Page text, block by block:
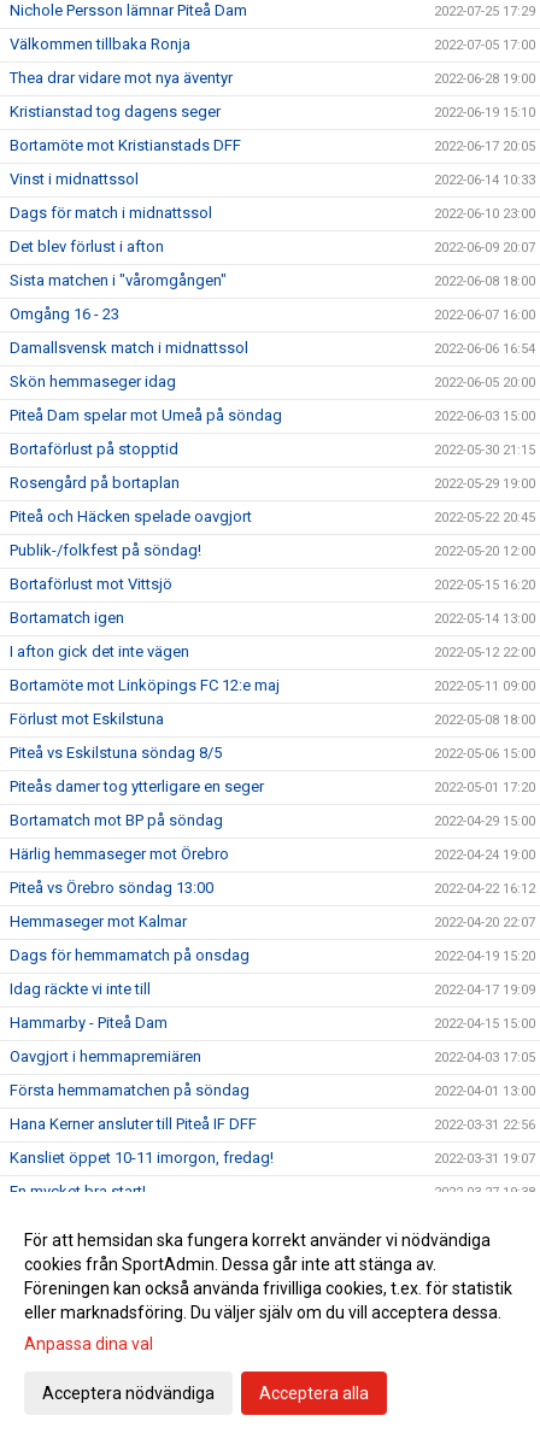
Nichole Persson lämnar Piteå Dam 2022-07-25 17:29
Välkommen tillbaka Ronja 2022-07-05 17:00
Thea drar vidare mot nya äventyr 2022-06-28 19:00
Kristianstad tog dagens seger 2022-06-19 15:10
Bortamöte mot Kristianstads DFF 2022-06-17 20:05
Vinst i midnattssol 2022-06-14 10:33
Dags för match i midnattssol 2022-06-10 23:00
Det blev förlust i afton 2022-06-09 20:07
Sista matchen i "våromgången" 2022-06-08 18:00
Omgång 16 - 23 2022-06-07 16:00
Damallsvensk match i midnattssol 2022-06-06 16:54
Skön hemmaseger idag 2022-06-05 20:00
Piteå Dam spelar mot Umeå på söndag 2022-06-03 15:00
Bortaförlust på stopptid 2022-05-30 21:15
Rosengård på bortaplan 2022-05-29 19:00
Piteå och Häcken spelade oavgjort 2022-05-22 20:45
Publik-/folkfest på söndag! 2022-05-20 12:00
Bortaförlust mot Vittsjö 2022-05-15 16:20
Bortamatch igen 2022-05-14 13:00
I afton gick det inte vägen 2022-05-12 22:00
Bortamöte mot Linköpings FC 12:e maj 2022-05-11 09:00
Förlust mot Eskilstuna 2022-05-08 18:00
Piteå vs Eskilstuna söndag 8/5 2022-05-06 15:00
Piteås damer tog ytterligare en seger 2022-05-01 17:20
Bortamatch mot BP på söndag 2022-04-29 15:00
Härlig hemmaseger mot Örebro 2022-04-24 19:00
Piteå vs Örebro söndag 13:00 2022-04-22 16:12
Hemmaseger mot Kalmar 2022-04-20 22:07
Dags för hemmamatch på onsdag 2022-04-19 15:20
Idag räckte vi inte till 2022-04-17 19:09
Hammarby - Piteå Dam 2022-04-15 15:00
Oavgjort i hemmapremiären 2022-04-03 17:05
Första hemmamatchen på söndag 2022-04-01 13:00
Hana Kerner ansluter till Piteå IF DFF 2022-03-31 22:56
Kansliet öppet 10-11 imorgon, fredag! 2022-03-31 19:07
En mycket bra start! 2022-03-27 19:38
Upptaktsträff Obos Damallsvenskan 2022
Se alla matcher från Obos Damallsvenskan 2022 2022-03-23 11:30
Upptaktsträff Obos Damallsvenskan
Svenska Cupen avslutas med vinst
För att hemsidan ska fungera korrekt använder vi nödvändiga
cookies från SportAdmin. Dessa går inte att stänga av.
Föreningen kan också använda frivilliga cookies, t.ex. för statistik
eller marknadsföring. Du väljer själv om du vill acceptera dessa.
Anpassa dina val
Acceptera nödvändiga Acceptera alla